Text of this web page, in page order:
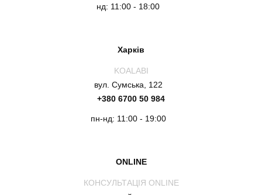
нд: 11:00 - 18:00
Харків
KOALABI
вул. Сумська, 122
+380 6700 50 984
пн-нд: 11:00 - 19:00
ONLINE
КОНСУЛЬТАЦІЯ ONLINE